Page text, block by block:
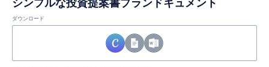
ダウンロード